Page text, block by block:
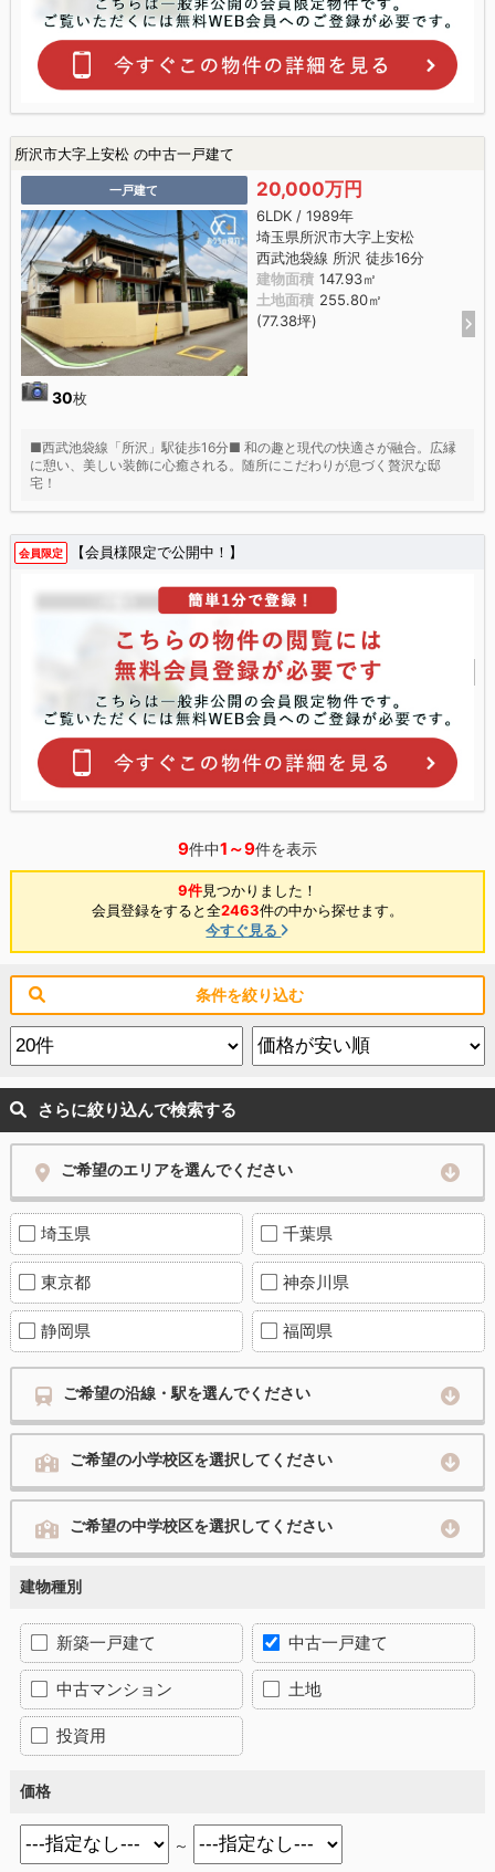
所沢市大字上安松 の中古一戸建て
一戸建て
30枚
20,000万円
6LDK / 1989年
埼玉県所沢市大字上安松
西武池袋線 所沢 徒歩16分
建物面積 147.93㎡
土地面積 255.80㎡
(77.38坪)
■西武池袋線「所沢」駅徒歩16分■ 和の趣と現代の快適さが融合。広縁
に憩い、美しい装飾に心癒される。随所にこだわりが息づく贅沢な邸
宅！
会員限定 【会員様限定で公開中！】
9件中1～9件を表示
9件見つかりました！
会員登録をすると全2463件の中から探せます。
今すぐ見る
条件を絞り込む
さらに絞り込んで検索する
ご希望のエリアを選んでください
埼玉県 千葉県
東京都 神奈川県
静岡県 福岡県
ご希望の沿線・駅を選んでください
ご希望の小学校区を選択してください
ご希望の中学校区を選択してください
建物種別
新築一戸建て 中古一戸建て
中古マンション 土地
投資用
価格
～